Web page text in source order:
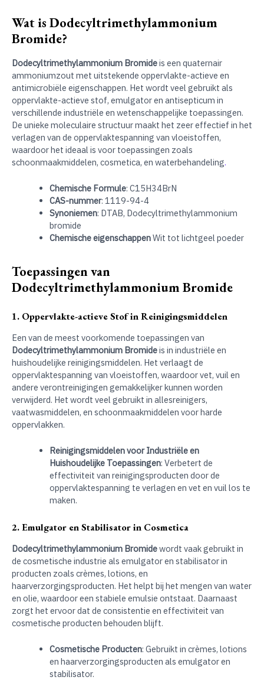
Wat is Dodecyltrimethylammonium
Bromide?
Dodecyltrimethylammonium Bromideis een quaternair
ammoniumzout met uitstekende oppervlakte-actieve en
antimicrobiële eigenschappen. Het wordt veel gebruikt als
oppervlakte-actieve stof, emulgator en antisepticum in
verschillende industriële en wetenschappelijke toepassingen.
De unieke moleculaire structuur maakt het zeer effectief in het
verlagen van de oppervlaktespanning van vloeistoffen,
waardoor het ideaal is voor toepassingen zoals
schoonmaakmiddelen, cosmetica, en waterbehandeling.
Chemische Formule: C15H34BrN
CAS-nummer: 1119-94-4
Synoniemen: DTAB, Dodecyltrimethylammonium
bromide
Chemische eigenschappenWit tot lichtgeel poeder
Toepassingen van
Dodecyltrimethylammonium Bromide
1. Oppervlakte-actieve Stof in Reinigingsmiddelen
Een van de meest voorkomende toepassingen van
Dodecyltrimethylammonium Bromideis in industriële en
huishoudelijke reinigingsmiddelen. Het verlaagt de
oppervlaktespanning van vloeistoffen, waardoor vet, vuil en
andere verontreinigingen gemakkelijker kunnen worden
verwijderd. Het wordt veel gebruikt in allesreinigers,
vaatwasmiddelen, en schoonmaakmiddelen voor harde
oppervlakken.
Reinigingsmiddelen voor Industriële en
Huishoudelijke Toepassingen: Verbetert de
effectiviteit van reinigingsproducten door de
oppervlaktespanning te verlagen en vet en vuil los te
maken.
2. Emulgator en Stabilisator in Cosmetica
Dodecyltrimethylammonium Bromidewordt vaak gebruikt in
de cosmetische industrie als emulgator en stabilisator in
producten zoals crèmes, lotions, en
haarverzorgingsproducten. Het helpt bij het mengen van water
en olie, waardoor een stabiele emulsie ontstaat. Daarnaast
zorgt het ervoor dat de consistentie en effectiviteit van
cosmetische producten behouden blijft.
Cosmetische Producten: Gebruikt in crèmes, lotions
en haarverzorgingsproducten als emulgator en
stabilisator.